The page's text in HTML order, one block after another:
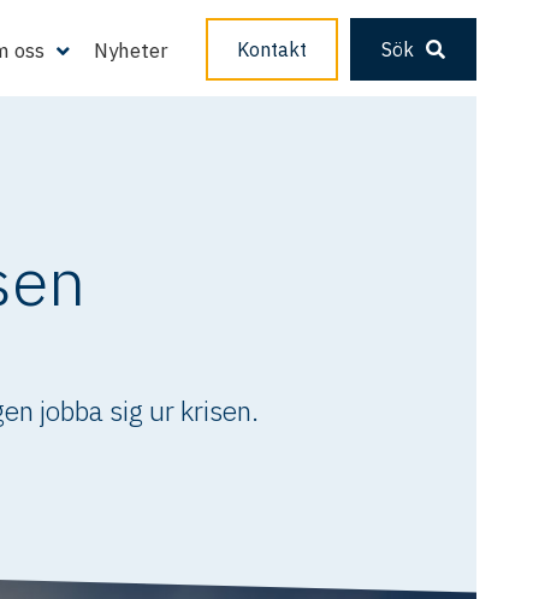
oss Nyheter Kontakt Sök
jobba sig ur krisen.